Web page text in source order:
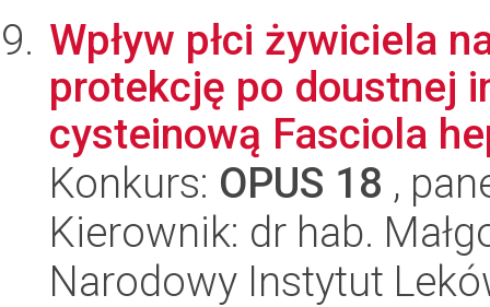
Wpływ płci żywiciela
protekcję po doustnej
cysteinową Fasciola
Konkurs: OPUS 18 ,
Kierownik: dr hab.
Narodowy Instytut